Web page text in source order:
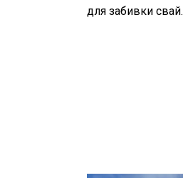
для забивки свай.